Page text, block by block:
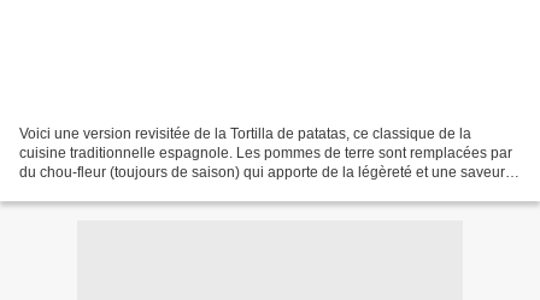
Voici une version revisitée de la Tortilla de patatas, ce classique de la
cuisine traditionnelle espagnole. Les pommes de terre sont remplacées par
du chou-fleur (toujours de saison) qui apporte de la légèreté et une saveur